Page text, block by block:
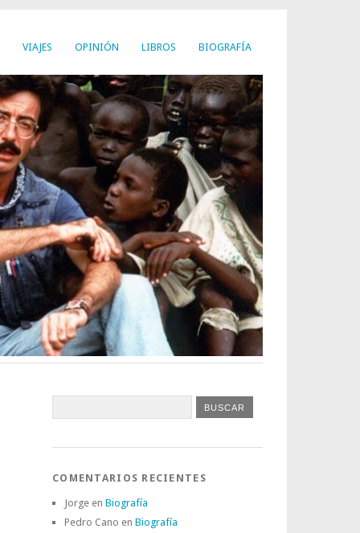
VIAJES OPINIÓN LIBROS BIOGRAFÍA
COMENTARIOS RECIENTES
Jorge en Biografía
Pedro Cano en Biografía